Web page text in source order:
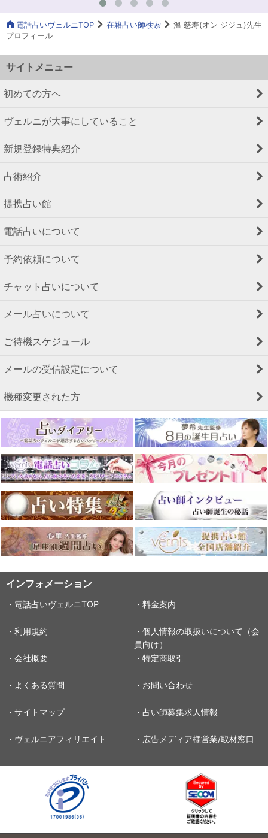
電話占いヴェルニTOP 在籍占い師検索
溫 慈寿(オン ジジュ)先生
プロフィール
サイトメニュー
初めての方へ
ヴェルニが大事にしていること
新規登録特典紹介
占術紹介
提携占い館
電話占いについて
予約依頼について
チャット占いについて
メール占いについて
ご待機スケジュール
メールの受信設定について
機種変更された方
インフォメーション
・電話占いヴェルニTOP ・料金案内
・利用規約
・個人情報の取扱いについて（会
員向け）
・会社概要
・特定商取引
・よくある質問 ・お問い合わせ
・サイトマップ ・占い師募集求人情報
・ヴェルニアフィリエイト ・広告メディア様営業/取材窓口